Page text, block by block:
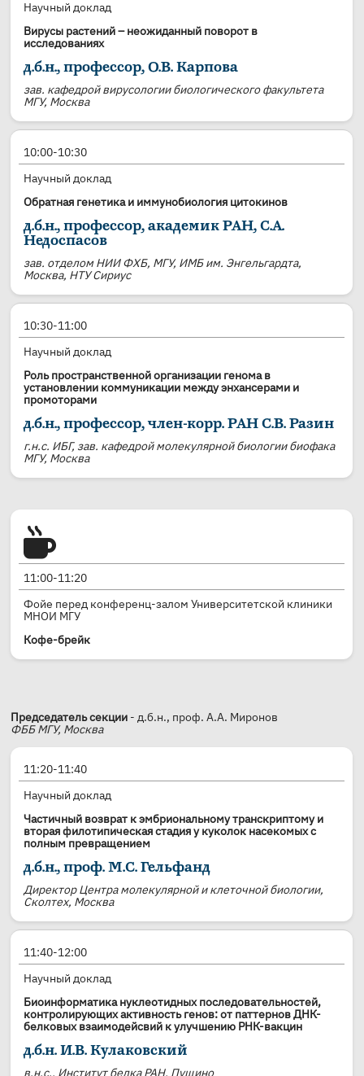
Научный доклад
Вирусы растений – неожиданный поворот в
исследованиях
д.б.н., профессор, О.В. Карпова
зав. кафедрой вирусологии биологического факультета
МГУ, Москва
10:00-10:30
Научный доклад
Обратная генетика и иммунобиология цитокинов
д.б.н., профессор, академик РАН, С.А.
Недоспасов
зав. отделом НИИ ФХБ, МГУ, ИМБ им. Энгельгардта,
Москва, НТУ Сириус
10:30-11:00
Научный доклад
Роль пространственной организации генома в
установлении коммуникации между энхансерами и
промоторами
д.б.н., профессор, член-корр. РАН С.В. Разин
г.н.с. ИБГ, зав. кафедрой молекулярной биологии биофака
МГУ, Москва
11:00-11:20
Фойе перед конференц-залом Университетской клиники
МНОИ МГУ
Кофе-брейк
Председатель секции - д.б.н., проф. А.А. Миронов
ФББ МГУ, Москва
11:20-11:40
Научный доклад
Частичный возврат к эмбриональному транскриптому и
вторая филотипическая стадия у куколок насекомых с
полным превращением
д.б.н., проф. М.С. Гельфанд
Директор Центра молекулярной и клеточной биологии,
Сколтех, Москва
11:40-12:00
Научный доклад
Биоинформатика нуклеотидных последовательностей,
контролирующих активность генов: от паттернов ДНК-
белковых взаимодейсвий к улучшению РНК-вакцин
д.б.н. И.В. Кулаковский
в.н.с., Институт белка РАН, Пущино